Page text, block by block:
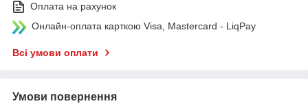
Оплата на рахунок
Онлайн-оплата карткою Visa, Mastercard - LiqPay
Всі умови оплати
Умови повернення